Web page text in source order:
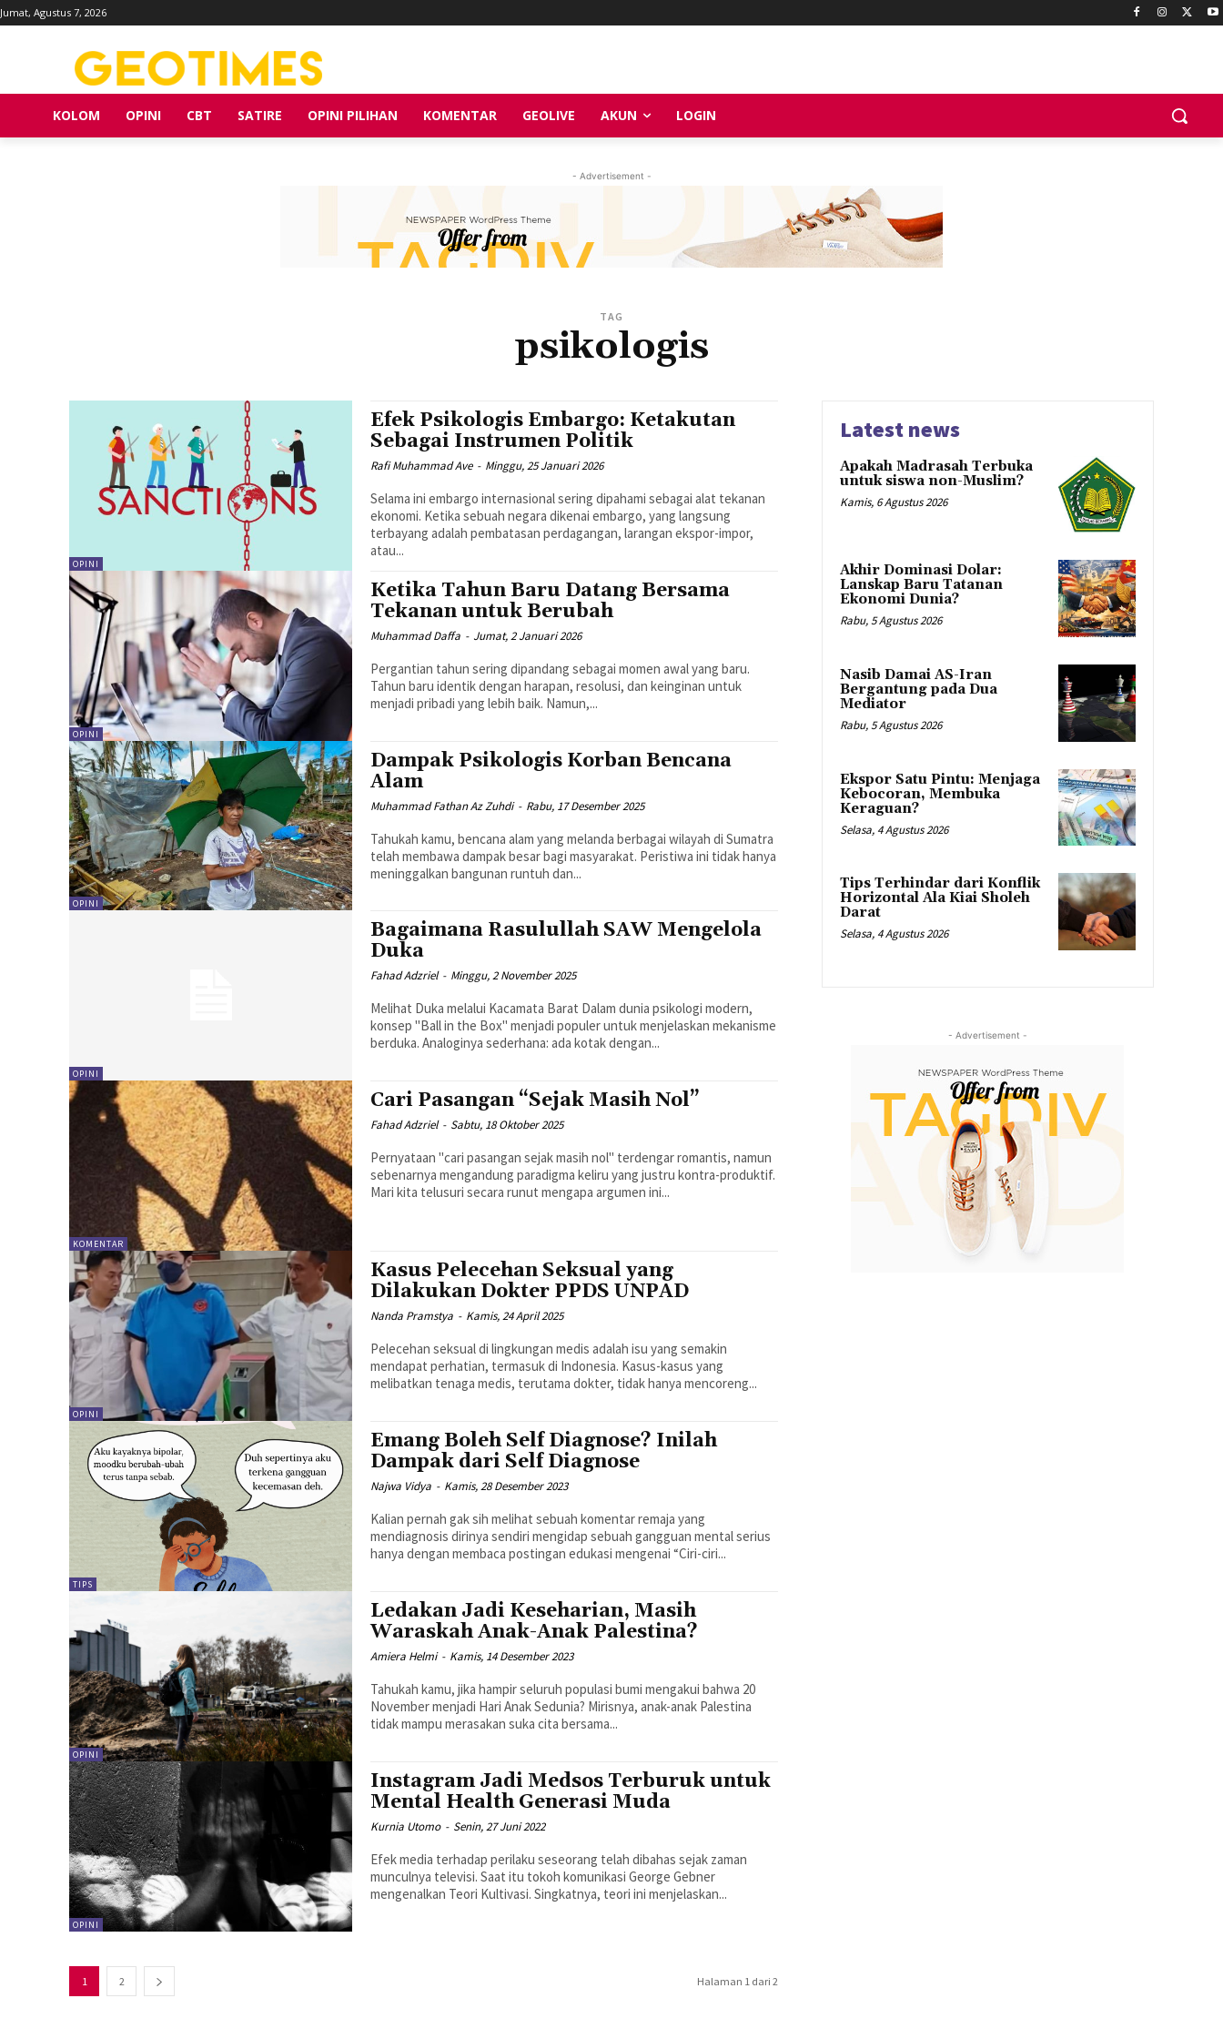
Jumat, Agustus 7, 2026
KOLOM OPINI CBT SATIRE OPINI PILIHAN KOMENTAR GEOLIVE AKUN LOGIN
- Advertisement -
TAG
psikologis
OPINI
Efek Psikologis Embargo: Ketakutan
Sebagai Instrumen Politik
Rafi Muhammad Ave - Minggu, 25 Januari 2026
Selama ini embargo internasional sering dipahami sebagai alat tekanan
ekonomi. Ketika sebuah negara dikenai embargo, yang langsung
terbayang adalah pembatasan perdagangan, larangan ekspor-impor,
atau...
OPINI
Ketika Tahun Baru Datang Bersama
Tekanan untuk Berubah
Muhammad Daffa - Jumat, 2 Januari 2026
Pergantian tahun sering dipandang sebagai momen awal yang baru.
Tahun baru identik dengan harapan, resolusi, dan keinginan untuk
menjadi pribadi yang lebih baik. Namun,...
OPINI
Dampak Psikologis Korban Bencana
Alam
Muhammad Fathan Az Zuhdi - Rabu, 17 Desember 2025
Tahukah kamu, bencana alam yang melanda berbagai wilayah di Sumatra
telah membawa dampak besar bagi masyarakat. Peristiwa ini tidak hanya
meninggalkan bangunan runtuh dan...
OPINI
Bagaimana Rasulullah SAW Mengelola
Duka
Fahad Adzriel - Minggu, 2 November 2025
Melihat Duka melalui Kacamata Barat Dalam dunia psikologi modern,
konsep "Ball in the Box" menjadi populer untuk menjelaskan mekanisme
berduka. Analoginya sederhana: ada kotak dengan...
KOMENTAR
Cari Pasangan “Sejak Masih Nol”
Fahad Adzriel - Sabtu, 18 Oktober 2025
Pernyataan "cari pasangan sejak masih nol" terdengar romantis, namun
sebenarnya mengandung paradigma keliru yang justru kontra-produktif.
Mari kita telusuri secara runut mengapa argumen ini...
OPINI
Kasus Pelecehan Seksual yang
Dilakukan Dokter PPDS UNPAD
Nanda Pramstya - Kamis, 24 April 2025
Pelecehan seksual di lingkungan medis adalah isu yang semakin
mendapat perhatian, termasuk di Indonesia. Kasus-kasus yang
melibatkan tenaga medis, terutama dokter, tidak hanya mencoreng...
TIPS
Emang Boleh Self Diagnose? Inilah
Dampak dari Self Diagnose
Najwa Vidya - Kamis, 28 Desember 2023
Kalian pernah gak sih melihat sebuah komentar remaja yang
mendiagnosis dirinya sendiri mengidap sebuah gangguan mental serius
hanya dengan membaca postingan edukasi mengenai “Ciri-ciri...
OPINI
Ledakan Jadi Keseharian, Masih
Waraskah Anak-Anak Palestina?
Amiera Helmi - Kamis, 14 Desember 2023
Tahukah kamu, jika hampir seluruh populasi bumi mengakui bahwa 20
November menjadi Hari Anak Sedunia? Mirisnya, anak-anak Palestina
tidak mampu merasakan suka cita bersama...
OPINI
Instagram Jadi Medsos Terburuk untuk
Mental Health Generasi Muda
Kurnia Utomo - Senin, 27 Juni 2022
Efek media terhadap perilaku seseorang telah dibahas sejak zaman
munculnya televisi. Saat itu tokoh komunikasi George Gebner
mengenalkan Teori Kultivasi. Singkatnya, teori ini menjelaskan...
1 2 Halaman 1 dari 2
Latest news
Apakah Madrasah Terbuka
untuk siswa non-Muslim?
Kamis, 6 Agustus 2026
Akhir Dominasi Dolar:
Lanskap Baru Tatanan
Ekonomi Dunia?
Rabu, 5 Agustus 2026
Nasib Damai AS-Iran
Bergantung pada Dua
Mediator
Rabu, 5 Agustus 2026
Ekspor Satu Pintu: Menjaga
Kebocoran, Membuka
Keraguan?
Selasa, 4 Agustus 2026
Tips Terhindar dari Konflik
Horizontal Ala Kiai Sholeh
Darat
Selasa, 4 Agustus 2026
- Advertisement -